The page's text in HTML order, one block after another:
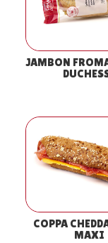
JAMBON
COPPA
MAXI